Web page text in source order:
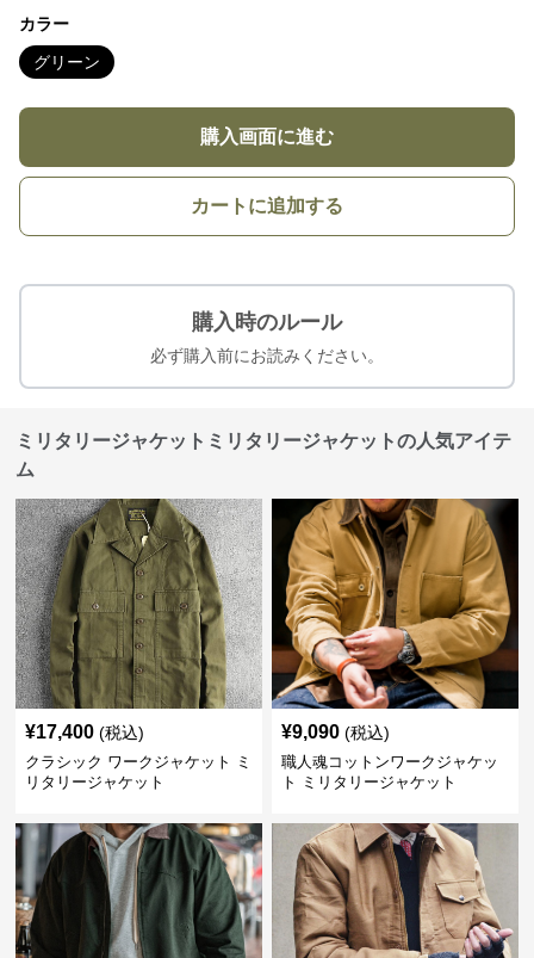
カラー
グリーン
購入画面に進む
カートに追加する
購入時のルール
必ず購入前にお読みください。
ミリタリージャケットミリタリージャケットの人気アイテ
ム
¥17,400 (税込)
クラシック ワークジャケット ミ
リタリージャケット
¥9,090 (税込)
職人魂コットンワークジャケッ
ト ミリタリージャケット